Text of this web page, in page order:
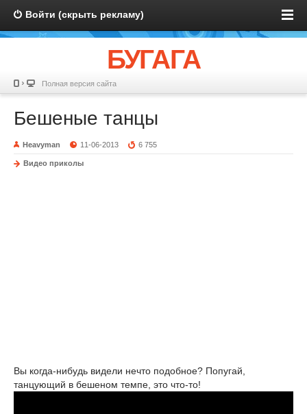
Войти (скрыть рекламу)
БУГАГА
Полная версия сайта
Бешеные танцы
Heavyman 11-06-2013 6 755
Видео приколы
Вы когда-нибудь видели нечто подобное? Попугай,
танцующий в бешеном темпе, это что-то!